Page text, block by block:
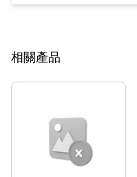
相關產品